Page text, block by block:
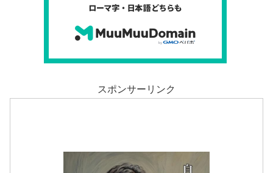
スポンサーリンク